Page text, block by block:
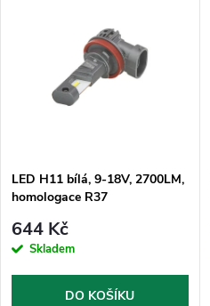
ů
LED H11 bílá, 9-18V, 2700LM,
homologace R37
644 Kč
Skladem
DO KOŠÍKU